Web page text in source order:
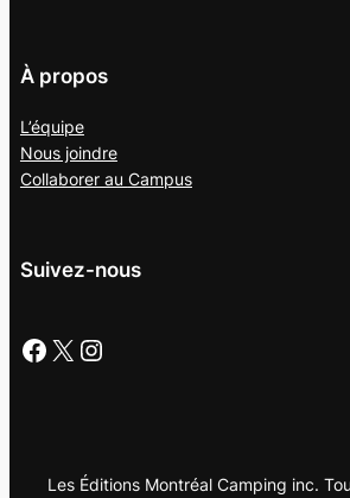
À propos
L’équipe
Nous joindre
Collaborer au Campus
Suivez-nous
Facebook X Instagram
Les Éditions Montréal Camping inc.